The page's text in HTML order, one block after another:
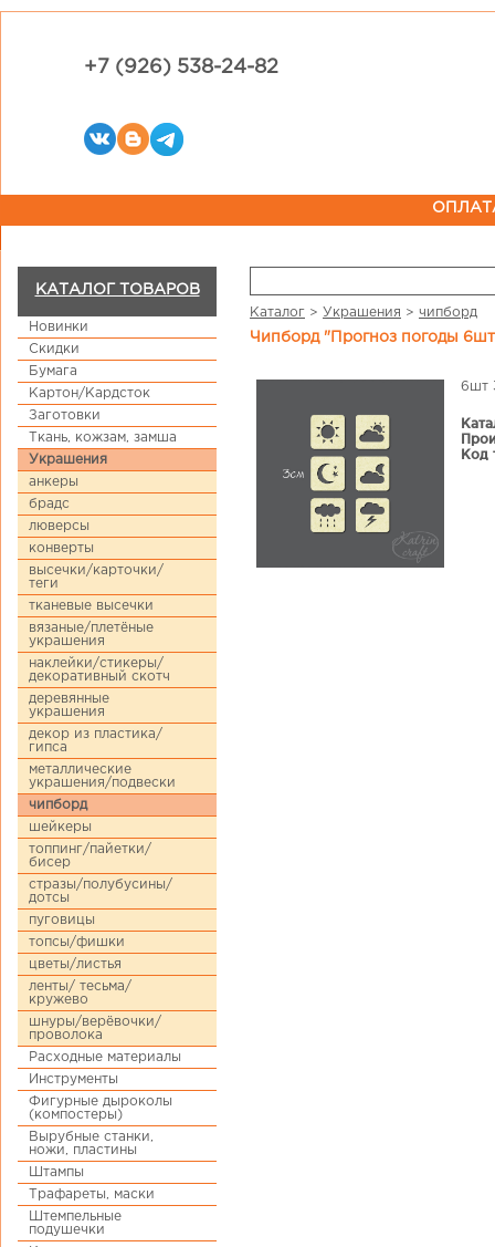
+7 (926) 538-24-82
КАТАЛОГ ТОВАРОВ
Новинки
Скидки
Бумага
Картон/Кардсток
Заготовки
Ткань, кожзам, замша
Украшения
анкеры
брадс
люверсы
конверты
высечки/карточки/
теги
тканевые высечки
вязаные/плетёные
украшения
наклейки/стикеры/
декоративный скотч
деревянные
украшения
декор из пластика/
гипса
металлические
украшения/подвески
чипборд
шейкеры
топпинг/пайетки/
бисер
стразы/полубусины/
дотсы
пуговицы
топсы/фишки
цветы/листья
ленты/ тесьма/
кружево
шнуры/верёвочки/
проволока
Расходные материалы
Инструменты
Фигурные дыроколы
(компостеры)
Вырубные станки,
ножи, пластины
Штампы
Трафареты, маски
Штемпельные
подушечки
Каталог > Украшения > чипборд
Чипборд "Прогноз погоды
6шт
Код